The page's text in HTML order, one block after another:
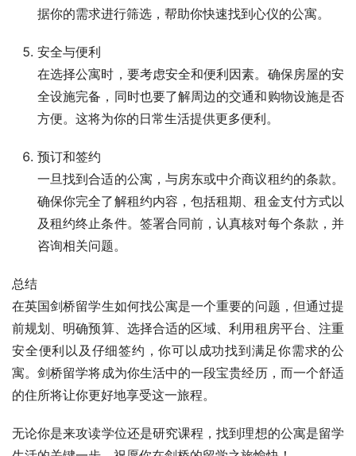
据你的需求进行筛选，帮助你快速找到心仪的公寓。
安全与便利
在选择公寓时，要考虑安全和便利因素。确保房屋的安
全设施完备，同时也要了解周边的交通和购物设施是否
方便。这将为你的日常生活提供更多便利。
预订和签约
一旦找到合适的公寓，与房东或中介商议租约的条款。
确保你完全了解租约内容，包括租期、租金支付方式以
及租约终止条件。签署合同前，认真核对每个条款，并
咨询相关问题。
总结
在英国剑桥留学生如何找公寓是一个重要的问题，但通过提
前规划、明确预算、选择合适的区域、利用租房平台、注重
安全便利以及仔细签约，你可以成功找到满足你需求的公
寓。剑桥留学将成为你生活中的一段宝贵经历，而一个舒适
的住所将让你更好地享受这一旅程。
无论你是来攻读学位还是研究课程，找到理想的公寓是留学